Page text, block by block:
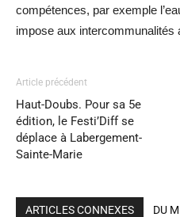
compétences, par exemple
impose aux intercommunalités
Article précédent
Haut-Doubs. Pour sa 5e
édition, le Festi’Diff se
déplace à Labergement-
Sainte-Marie
ARTICLES CONNEXES DU